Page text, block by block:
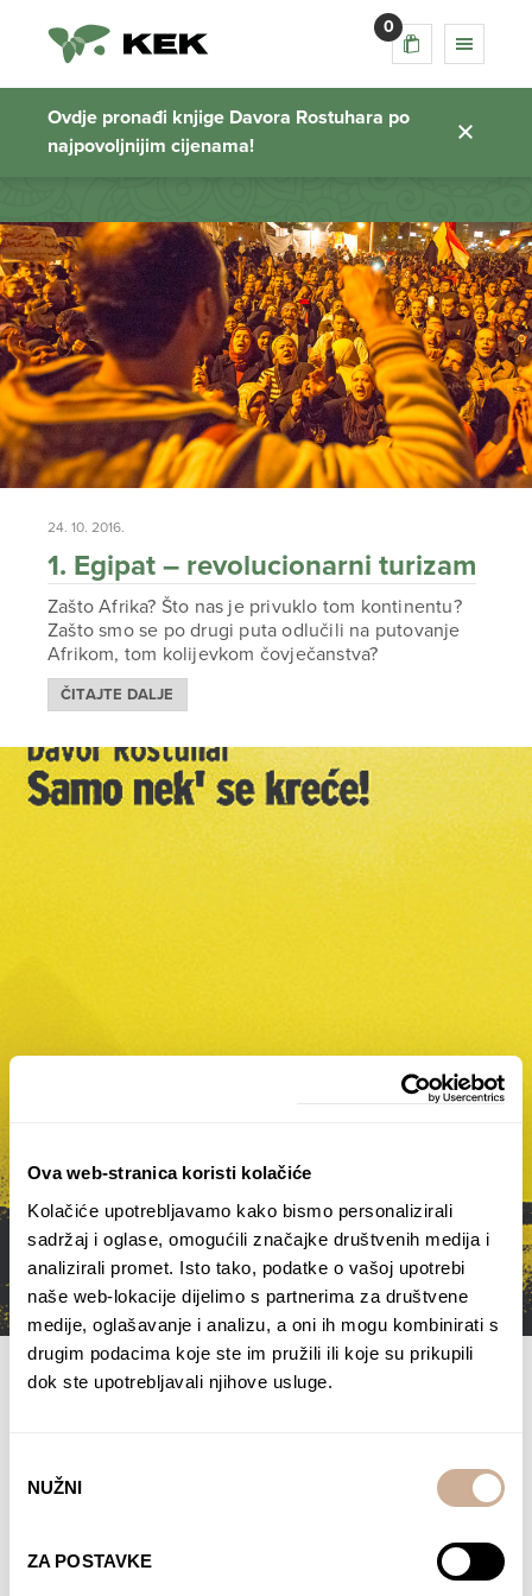
Ova web-stranica koristi kolačiće
Kolačiće upotrebljavamo kako bismo personalizirali
sadržaj i oglase, omogućili značajke društvenih medija i
analizirali promet. Isto tako, podatke o vašoj upotrebi
naše web-lokacije dijelimo s partnerima za društvene
medije, oglašavanje i analizu, a oni ih mogu kombinirati s
drugim podacima koje ste im pružili ili koje su prikupili
dok ste upotrebljavali njihove usluge.
pristanka
NUŽNI
ZA POSTAVKE
0
Ovdje pronađi knjige Davora Rostuhara po
najpovoljnijim cijenama!
putopis egipat
Početna stranica
24. 10. 2016.
1. Egipat – revolucionarni turizam
Zašto Afrika? Što nas je privuklo tom kontinentu?
Zašto smo se po drugi puta odlučili na putovanje
Afrikom, tom kolijevkom čovječanstva?
ČITAJTE DALJE
16. 11. 2016.
ponajprije opisuje putovanje biciklom od Zagreba